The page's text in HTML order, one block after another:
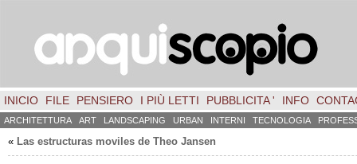
INICIO FILE PENSIERO I PIÙ LETTI PUBBLICITA ' INFO
ARCHITETTURA ART LANDSCAPING URBAN INTERNI TECNOLOGIA
« Las estructuras moviles de Theo Jansen